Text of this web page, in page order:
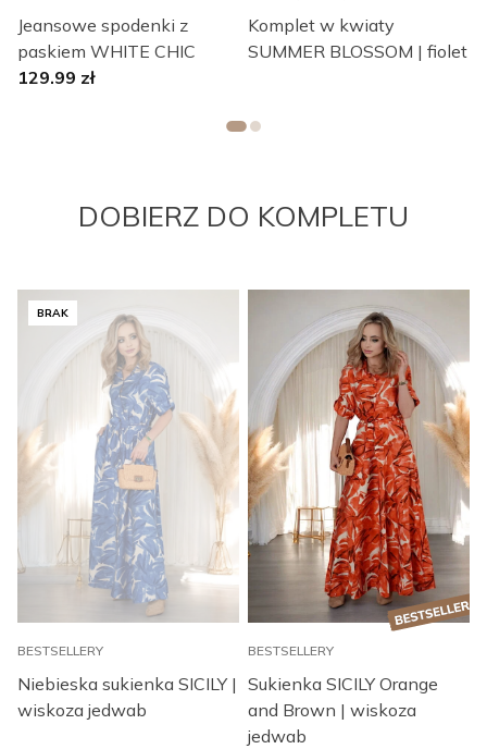
Jeansowe spodenki z
paskiem WHITE CHIC
129.99 zł
Komplet w kwiaty
SUMMER BLOSSOM | fiolet
DOBIERZ DO KOMPLETU
BRAK
BESTSELLERY
Niebieska sukienka SICILY |
wiskoza jedwab
BESTSELLERY
Sukienka SICILY Orange
and Brown | wiskoza
jedwab